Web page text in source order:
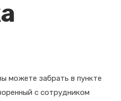
можете забрать в пункте
с сотрудником